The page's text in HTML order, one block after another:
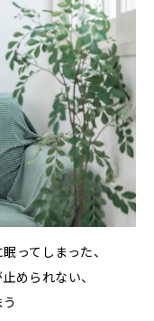
ってしまった、
められない、